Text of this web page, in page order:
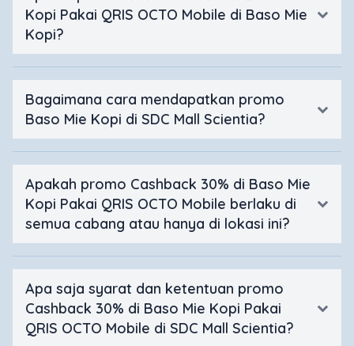
Kopi Pakai QRIS OCTO Mobile di Baso Mie
Kopi?
Bagaimana cara mendapatkan promo
Baso Mie Kopi di SDC Mall Scientia?
Apakah promo Cashback 30% di Baso Mie
Kopi Pakai QRIS OCTO Mobile berlaku di
semua cabang atau hanya di lokasi ini?
Apa saja syarat dan ketentuan promo
Cashback 30% di Baso Mie Kopi Pakai
QRIS OCTO Mobile di SDC Mall Scientia?